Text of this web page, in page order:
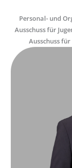
Personal- und
Ausschuss für
Ausschuss